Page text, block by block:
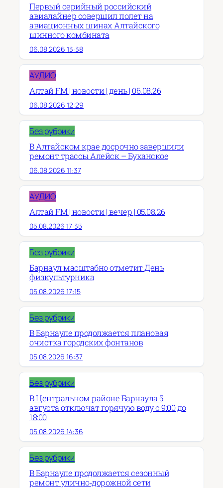
Первый серийный российский
авиалайнер совершил полет на
авиационных шинах Алтайского
шинного комбината
06.08.2026 13:38
АУДИО
Алтай FM | новости | день | 06.08.26
06.08.2026 12:29
Без рубрики
В Алтайском крае досрочно завершили
ремонт трассы Алейск – Буканское
06.08.2026 11:37
АУДИО
Алтай FM | новости | вечер | 05.08.26
05.08.2026 17:35
Без рубрики
Барнаул масштабно отметит День
физкультурника
05.08.2026 17:15
Без рубрики
В Барнауле продолжается плановая
очистка городских фонтанов
05.08.2026 16:37
Без рубрики
В Центральном районе Барнаула 5
августа отключат горячую воду с 9:00 до
18:00
05.08.2026 14:36
Без рубрики
В Барнауле продолжается сезонный
ремонт улично‑дорожной сети